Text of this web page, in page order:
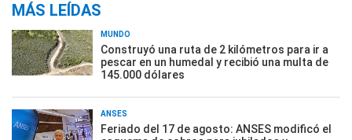
MÁS LEÍDAS
MUNDO
Construyó una ruta de 2 kilómetros para ir a
pescar en un humedal y recibió una multa de
145.000 dólares
ANSES
Feriado del 17 de agosto: ANSES modificó el